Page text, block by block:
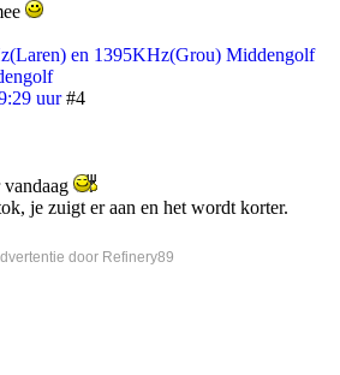
en 1395KHz(Grou) Middengolf
uur #4
je zuigt er aan en het wordt korter.
door Refinery89